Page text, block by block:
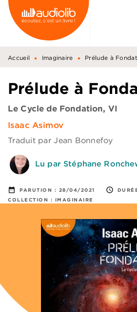
MENU RECHERCHE
PIED DE PAGE
Accueil • Imaginaire • Prélude à
Prélude à
Le Cycle de Fondation, VI
Isaac Asimov
Traduit parJean Bonnefoy
Lu par Stéphane
date_range PARUTION : 28/04/2021 access_time
COLLECTION : IMAGINAIRE